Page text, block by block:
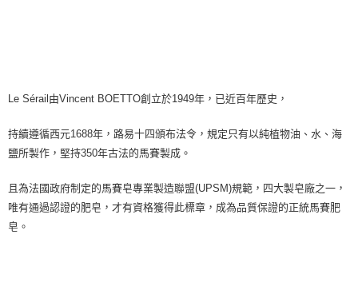
免運費
Le Sérail由Vincent BOETTO創立於1949年，已近百年歷史，
持續遵循西元1688年，路易十四頒布法令，規定只有以純植物油、水、海
鹽所製作，堅持350年古法的馬賽製成。
且為法國政府制定的馬賽皂專業製造聯盟(UPSM)規範，四大製皂廠之一，
唯有通過認證的肥皂，才有資格獲得此標章，成為品質保證的正統馬賽肥
皂。